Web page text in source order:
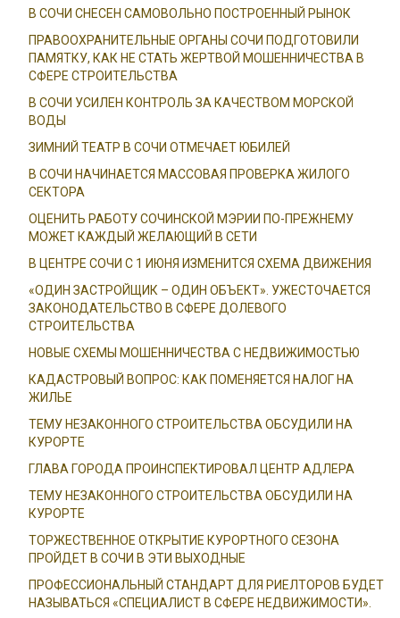
В СОЧИ СНЕСЕН САМОВОЛЬНО ПОСТРОЕННЫЙ РЫНОК
ПРАВООХРАНИТЕЛЬНЫЕ ОРГАНЫ СОЧИ ПОДГОТОВИЛИ
ПАМЯТКУ, КАК НЕ СТАТЬ ЖЕРТВОЙ МОШЕННИЧЕСТВА В
СФЕРЕ СТРОИТЕЛЬСТВА
В СОЧИ УСИЛЕН КОНТРОЛЬ ЗА КАЧЕСТВОМ МОРСКОЙ
ВОДЫ
ЗИМНИЙ ТЕАТР В СОЧИ ОТМЕЧАЕТ ЮБИЛЕЙ
В СОЧИ НАЧИНАЕТСЯ МАССОВАЯ ПРОВЕРКА ЖИЛОГО
СЕКТОРА
ОЦЕНИТЬ РАБОТУ СОЧИНСКОЙ МЭРИИ ПО-ПРЕЖНЕМУ
МОЖЕТ КАЖДЫЙ ЖЕЛАЮЩИЙ В СЕТИ
В ЦЕНТРЕ СОЧИ С 1 ИЮНЯ ИЗМЕНИТСЯ СХЕМА ДВИЖЕНИЯ
«ОДИН ЗАСТРОЙЩИК – ОДИН ОБЪЕКТ». УЖЕСТОЧАЕТСЯ
ЗАКОНОДАТЕЛЬСТВО В СФЕРЕ ДОЛЕВОГО
СТРОИТЕЛЬСТВА
НОВЫЕ СХЕМЫ МОШЕННИЧЕСТВА С НЕДВИЖИМОСТЬЮ
КАДАСТРОВЫЙ ВОПРОС: КАК ПОМЕНЯЕТСЯ НАЛОГ НА
ЖИЛЬЕ
ТЕМУ НЕЗАКОННОГО СТРОИТЕЛЬСТВА ОБСУДИЛИ НА
КУРОРТЕ
ГЛАВА ГОРОДА ПРОИНСПЕКТИРОВАЛ ЦЕНТР АДЛЕРА
ТЕМУ НЕЗАКОННОГО СТРОИТЕЛЬСТВА ОБСУДИЛИ НА
КУРОРТЕ
ТОРЖЕСТВЕННОЕ ОТКРЫТИЕ КУРОРТНОГО СЕЗОНА
ПРОЙДЕТ В СОЧИ В ЭТИ ВЫХОДНЫЕ
ПРОФЕССИОНАЛЬНЫЙ СТАНДАРТ ДЛЯ РИЕЛТОРОВ БУДЕТ
НАЗЫВАТЬСЯ «СПЕЦИАЛИСТ В СФЕРЕ НЕДВИЖИМОСТИ».